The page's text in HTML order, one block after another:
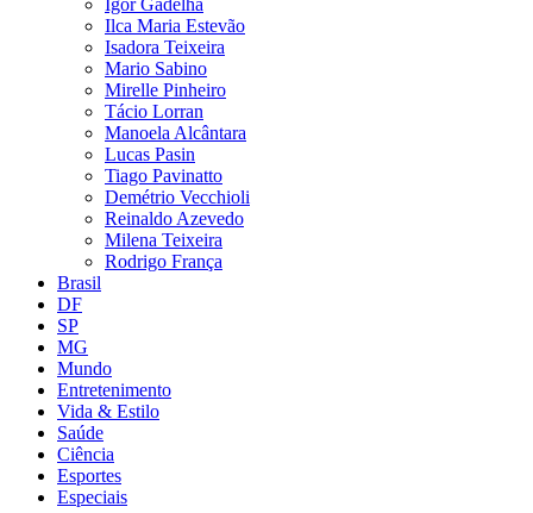
Ilca Maria Estevão
Isadora Teixeira
Mario Sabino
Mirelle Pinheiro
Tácio Lorran
Manoela Alcântara
Lucas Pasin
Tiago Pavinatto
Demétrio Vecchioli
Reinaldo Azevedo
Milena Teixeira
Rodrigo França
Brasil
DF
SP
MG
Mundo
Entretenimento
Vida & Estilo
Saúde
Ciência
Esportes
Especiais